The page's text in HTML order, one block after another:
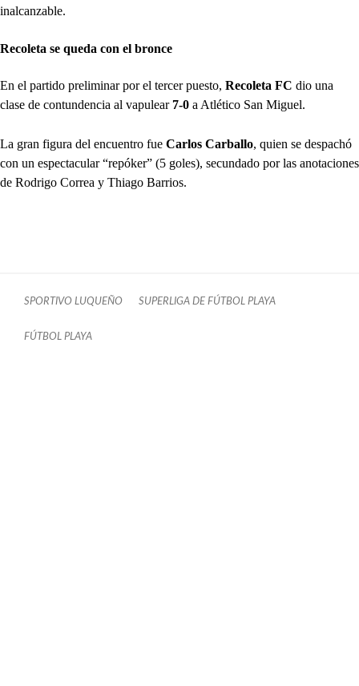
inalcanzable.
Recoleta se queda con el bronce
En el partido preliminar por el tercer puesto, Recoleta FC dio una
clase de contundencia al vapulear 7-0 a Atlético San Miguel.
La gran figura del encuentro fue Carlos Carballo, quien se despachó
con un espectacular “repóker” (5 goles), secundado por las anotaciones
de Rodrigo Correa y Thiago Barrios.
SPORTIVO LUQUEÑO SUPERLIGA DE FÚTBOL PLAYA
FÚTBOL PLAYA